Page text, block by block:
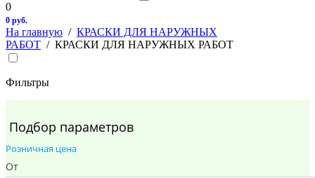
0
0 руб.
На главную / КРАСКИ ДЛЯ НАРУЖНЫХ
РАБОТ / КРАСКИ ДЛЯ НАРУЖНЫХ РАБОТ
Фильтры
Подбор параметров
Розничная цена
От